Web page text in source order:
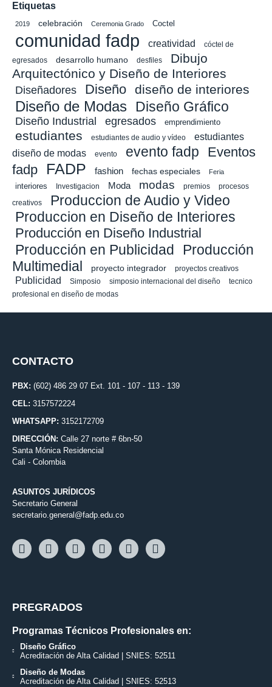
Etiquetas
2019 celebración Ceremonia Grado Coctel
comunidad fadp creatividad
cóctel de
egresados
desarrollo humano desfiles
Dibujo
Arquitectónico y Diseño de Interiores
Diseñadores Diseño diseño de interiores
Diseño de Modas Diseño Gráfico
Diseño Industrial egresados emprendimiento
estudiantes estudiantes de audio y vídeo
estudiantes
diseño de modas
evento evento fadp
Eventos
fadp
FADP fashion fechas especiales Feria
interiores Investigacion Moda modas premios procesos
creativos Produccion de Audio y Video
Produccion en Diseño de Interiores
Producción en Diseño Industrial
Producción en Publicidad
Producción
Multimedial
proyecto integrador proyectos creativos
Publicidad Simposio simposio internacional del diseño
tecnico
profesional en diseño de modas
CONTACTO
PBX: (602) 486 29 07 Ext. 101 - 107 - 113 - 139
CEL: 3157572224
WHATSAPP: 3152172709
DIRECCIÓN: Calle 27 norte # 6bn-50
Santa Mónica Residencial
Cali - Colombia
ASUNTOS JURÍDICOS
Secretario General
secretario.general@fadp.edu.co
PREGRADOS
Programas Técnicos Profesionales en:
Diseño Gráfico
Acreditación de Alta Calidad | SNIES: 52511
Diseño de Modas
Acreditación de Alta Calidad | SNIES: 52513